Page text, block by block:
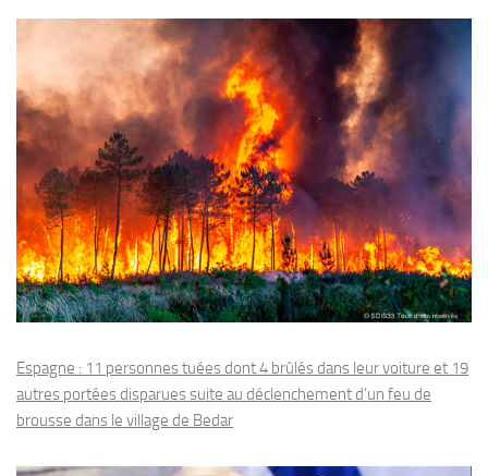
Espagne : 11 personnes tuées dont 4 brûlés dans leur voiture et 19
autres portées disparues suite au déclenchement d’un feu de
brousse dans le village de Bedar